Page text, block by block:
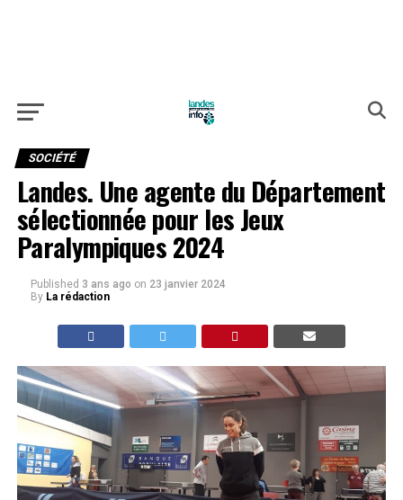
SOCIÉTÉ
Landes. Une agente du Département
sélectionnée pour les Jeux
Paralympiques 2024
Published 3 ans ago on 23 janvier 2024
By La rédaction